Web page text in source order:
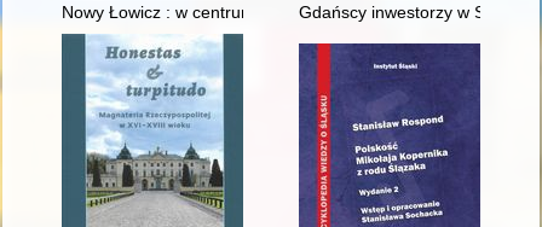
Nowy Łowicz : w centrum poligonu drawskiego od
Gdańscy inwestorzy w